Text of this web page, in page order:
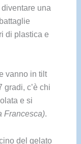
una
di plastica e
vanno in tilt
gradi, c’è chi
e si
Francesca).
del gelato